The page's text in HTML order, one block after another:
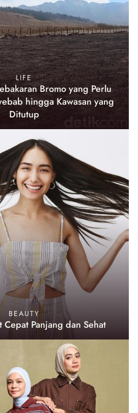
LIFE
Bromo yang Perlu
hingga Kawasan yang
Ditutup
BEAUTY
Cepat Panjang dan Sehat